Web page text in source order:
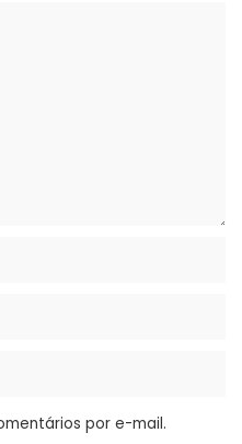
por e-mail.